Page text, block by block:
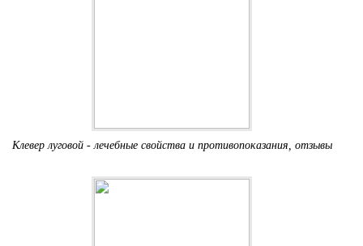
Клевер луговой - лечебные свойства и противопоказания, отзывы